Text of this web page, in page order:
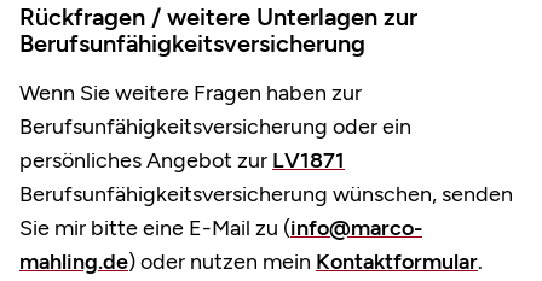
Rückfragen / weitere Unterlagen zur
Berufsunfähigkeitsversicherung
Wenn Sie weitere Fragen haben zur
Berufsunfähigkeitsversicherung oder ein
persönliches Angebot zur LV1871
Berufsunfähigkeitsversicherung wünschen, senden
Sie mir bitte eine E-Mail zu (info@marco-
mahling.de) oder nutzen mein Kontaktformular.